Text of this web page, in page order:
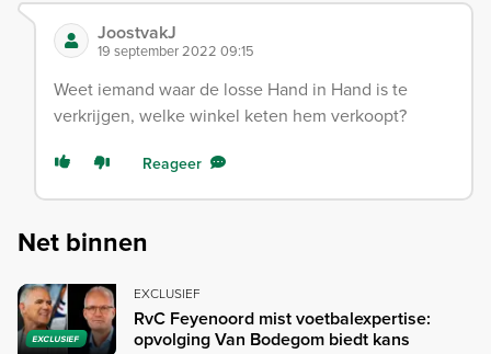
JoostvakJ
19 september 2022 09:15
Weet iemand waar de losse Hand in Hand is te
verkrijgen, welke winkel keten hem verkoopt?
Reageer
Net binnen
EXCLUSIEF
EXCLUSIEF
RvC Feyenoord mist voetbalexpertise:
opvolging Van Bodegom biedt kans